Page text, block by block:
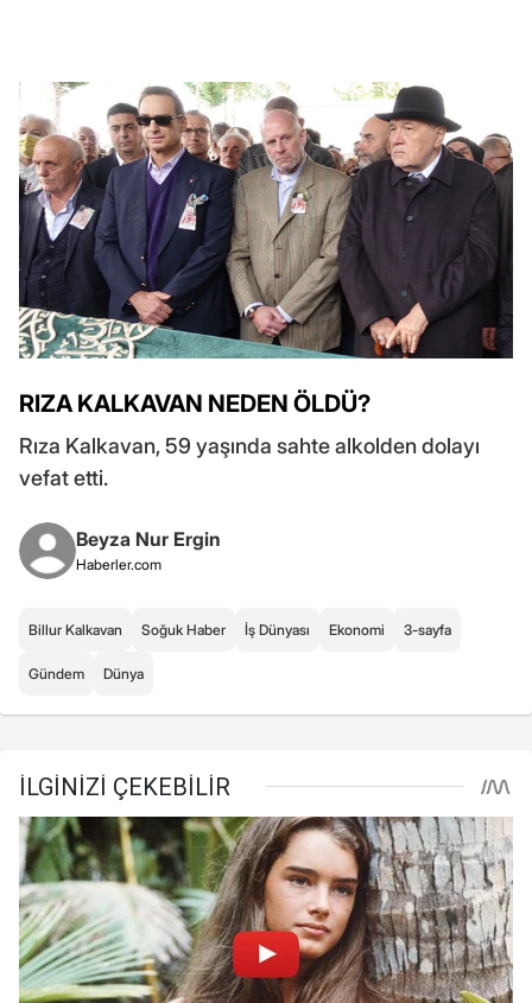
RIZA KALKAVAN NEDEN ÖLDÜ?
Rıza Kalkavan, 59 yaşında sahte alkolden dolayı
vefat etti.
Beyza Nur Ergin
Haberler.com
Billur Kalkavan Soğuk Haber İş Dünyası Ekonomi 3-sayfa
Gündem Dünya